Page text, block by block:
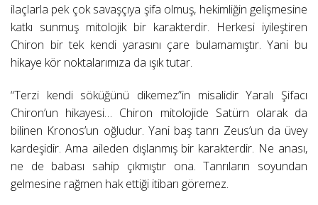
ilaçlarla pek çok savaşçıya şifa olmuş, hekimliğin gelişmesine
katkı sunmuş mitolojik bir karakterdir. Herkesi iyileştiren
Chiron bir tek kendi yarasını çare bulamamıştır. Yani bu
hikaye kör noktalarımıza da ışık tutar.
“Terzi kendi söküğünü dikemez”in misalidir Yaralı Şifacı
Chiron’un hikayesi… Chiron mitolojide Satürn olarak da
bilinen Kronos’un oğludur. Yani baş tanrı Zeus’un da üvey
kardeşidir. Ama aileden dışlanmış bir karakterdir. Ne anası,
ne de babası sahip çıkmıştır ona. Tanrıların soyundan
gelmesine rağmen hak ettiği itibarı göremez.